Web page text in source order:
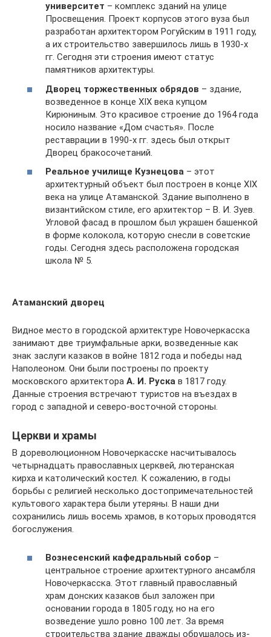
университет – комплекс зданий на улице
Просвещения. Проект корпусов этого вуза был
разработан архитектором Рогуйским в 1911 году,
а их строительство завершилось лишь в 1930-х
гг. Сегодня эти строения имеют статус
памятников архитектуры.
Дворец торжественных обрядов – здание,
возведенное в конце XIX века купцом
Кирюниным. Это красивое строение до 1964 года
носило название «Дом счастья». После
реставрации в 1990-х гг. здесь был открыт
Дворец бракосочетаний.
Реальное училище Кузнецова – этот
архитектурный объект был построен в конце XIX
века на улице Атаманской. Здание выполнено в
византийском стиле, его архитектор – В. И. Зуев.
Угловой фасад в прошлом был украшен башенкой
в форме колокола, которую снесли в советские
годы. Сегодня здесь расположена городская
школа № 5.
Атаманский дворец
Видное место в городской архитектуре Новочеркасска
занимают две триумфальные арки, возведенные как
знак заслуги казаков в войне 1812 года и победы над
Наполеоном. Они были построены по проекту
московского архитектора А. И. Руска в 1817 году.
Данные строения встречают туристов на въездах в
город с западной и северо-восточной стороны.
Церкви и храмы
В дореволюционном Новочеркасске насчитывалось
четырнадцать православных церквей, лютеранская
кирха и католический костел. К сожалению, в годы
борьбы с религией несколько достопримечательностей
культового характера были утеряны. В наши дни
сохранились лишь восемь храмов, в которых проводятся
богослужения.
Вознесенский кафедральный собор –
центральное строение архитектурного ансамбля
Новочеркасска. Этот главный православный
храм донских казаков был заложен при
основании города в 1805 году, но на его
возведение ушло ровно 100 лет. За время
строительства здание дважды обрушалось из-